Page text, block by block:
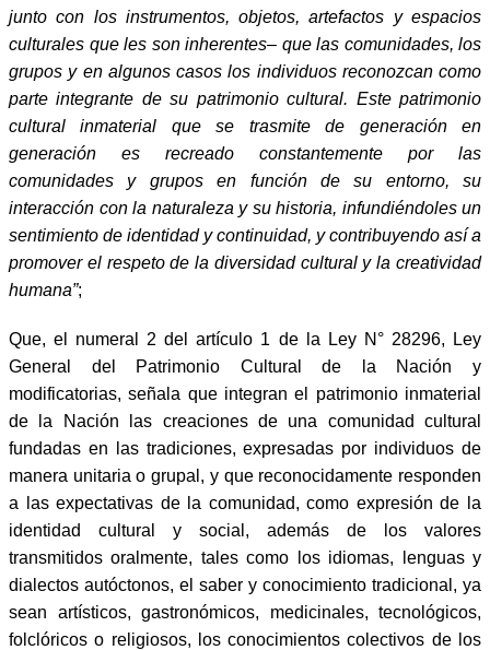
junto con los instrumentos, objetos, artefactos y espacios
culturales que les son inherentes– que las comunidades, los
grupos y en algunos casos los individuos reconozcan como
parte integrante de su patrimonio cultural. Este patrimonio
cultural inmaterial que se trasmite de generación en
generación es recreado constantemente por las
comunidades y grupos en función de su entorno, su
interacción con la naturaleza y su historia, infundiéndoles un
sentimiento de identidad y continuidad, y contribuyendo así a
promover el respeto de la diversidad cultural y la creatividad
humana”;
Que, el numeral 2 del artículo 1 de la Ley N° 28296, Ley
General del Patrimonio Cultural de la Nación y
modificatorias, señala que integran el patrimonio inmaterial
de la Nación las creaciones de una comunidad cultural
fundadas en las tradiciones, expresadas por individuos de
manera unitaria o grupal, y que reconocidamente responden
a las expectativas de la comunidad, como expresión de la
identidad cultural y social, además de los valores
transmitidos oralmente, tales como los idiomas, lenguas y
dialectos autóctonos, el saber y conocimiento tradicional, ya
sean artísticos, gastronómicos, medicinales, tecnológicos,
folclóricos o religiosos, los conocimientos colectivos de los